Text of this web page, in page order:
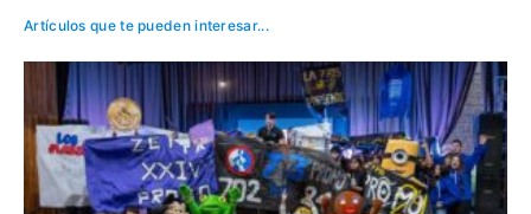
Artículos que te pueden interesar...